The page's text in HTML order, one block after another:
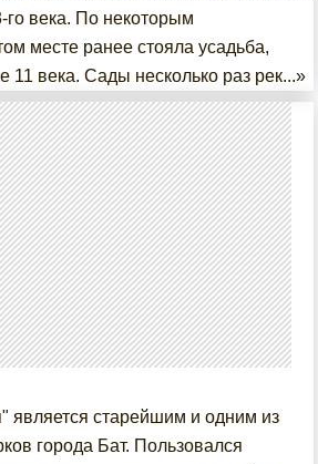
го века. По некоторым
месте ранее стояла усадьба,
11 века. Сады несколько раз рек...»
старейшим и одним из
города Бат. Пользовался